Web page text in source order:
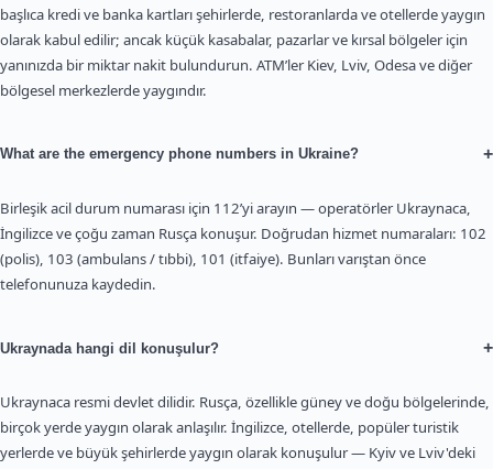
başlıca kredi ve banka kartları şehirlerde, restoranlarda ve otellerde yaygın
olarak kabul edilir; ancak küçük kasabalar, pazarlar ve kırsal bölgeler için
yanınızda bir miktar nakit bulundurun. ATM’ler Kiev, Lviv, Odesa ve diğer
bölgesel merkezlerde yaygındır.
What are the emergency phone numbers in Ukraine? +
Birleşik acil durum numarası için 112’yi arayın — operatörler Ukraynaca,
İngilizce ve çoğu zaman Rusça konuşur. Doğrudan hizmet numaraları: 102
(polis), 103 (ambulans / tıbbi), 101 (itfaiye). Bunları varıştan önce
telefonunuza kaydedin.
Ukraynada hangi dil konuşulur? +
Ukraynaca resmi devlet dilidir. Rusça, özellikle güney ve doğu bölgelerinde,
birçok yerde yaygın olarak anlaşılır. İngilizce, otellerde, popüler turistik
yerlerde ve büyük şehirlerde yaygın olarak konuşulur — Kyiv ve Lviv'deki